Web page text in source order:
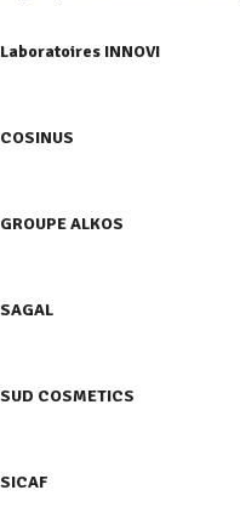
Laboratoires INNOVI
COSINUS
GROUPE ALKOS
SAGAL
SUD COSMETICS
SICAF